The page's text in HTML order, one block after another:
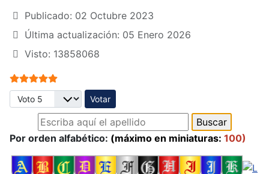
Publicado: 02 Octubre 2023
Última actualización: 05 Enero 2026
Visto: 13858068
Ratio:5/5
Por favor, vote
Por orden alfabético: (máximo en miniaturas: 100)